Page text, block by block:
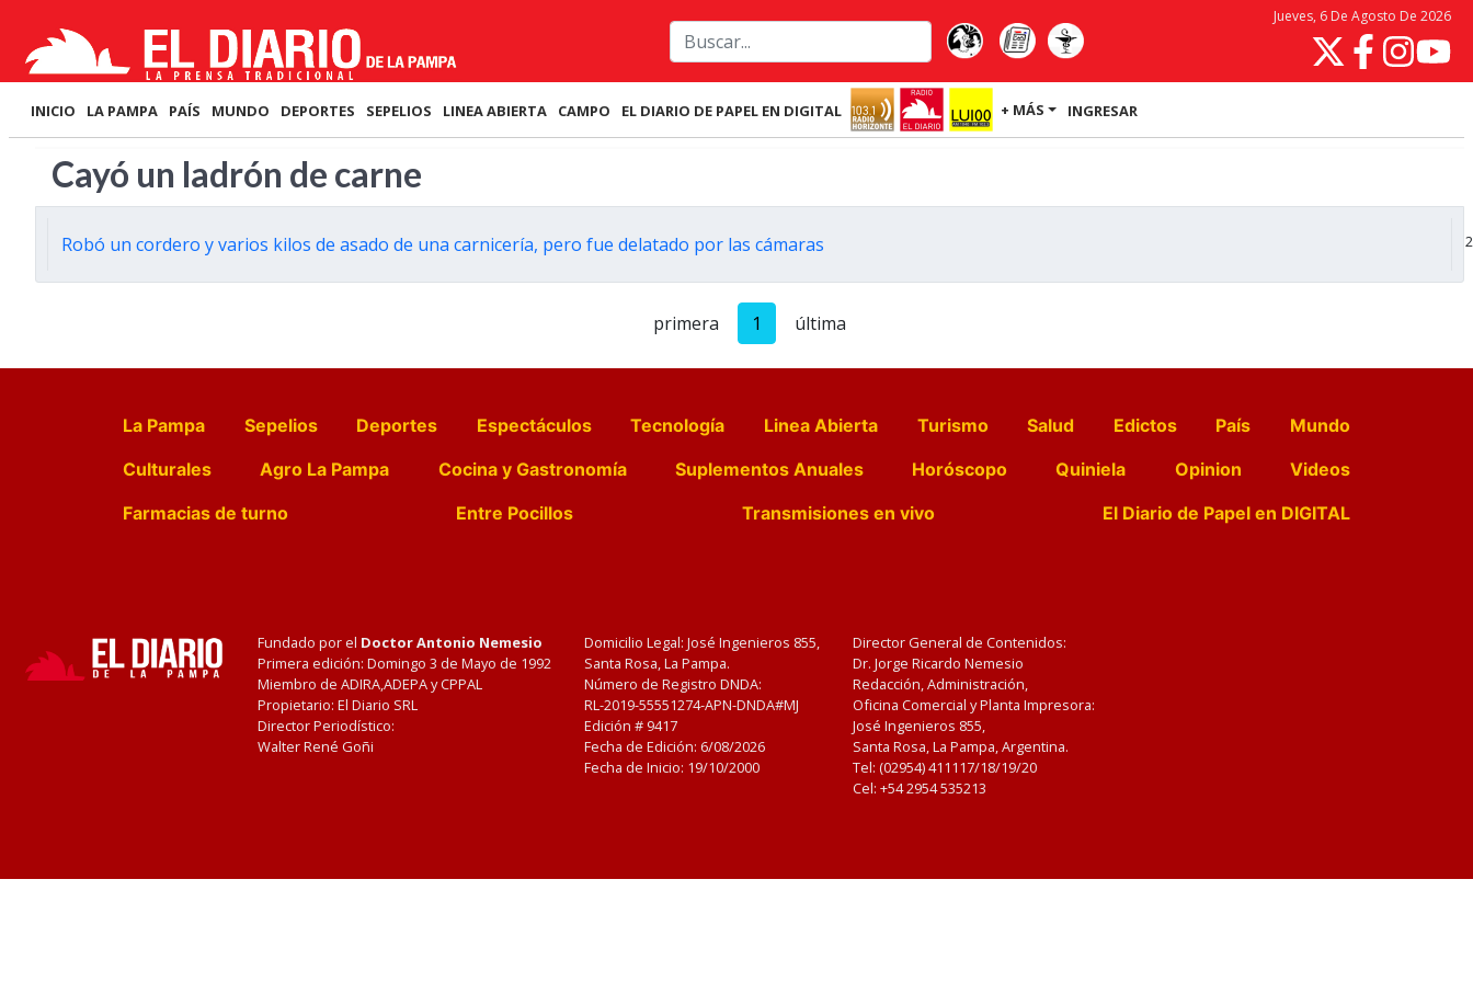
Jueves, 6 De Agosto De 2026
INICIO LA PAMPA PAÍS MUNDO DEPORTES SEPELIOS LINEA ABIERTA CAMPO EL DIARIO DE PAPEL EN DIGITAL + MÁS INGRESAR
Cayó un ladrón de carne
Robó un cordero y varios kilos de asado de una carnicería, pero fue delatado por las cámaras
primera 1 última
La Pampa Sepelios Deportes Espectáculos Tecnología Linea Abierta Turismo Salud Edictos País
Mundo
Culturales
Agro La Pampa Cocina y Gastronomía Suplementos Anuales Horóscopo Quiniela Opinion
Videos
Farmacias de turno
Entre Pocillos Transmisiones en vivo El Diario de Papel en DIGITAL
Fundado por el Doctor Antonio Nemesio
Primera edición: Domingo 3 de Mayo de 1992
Miembro de ADIRA,ADEPA y CPPAL
Propietario: El Diario SRL
Director Periodístico:
Walter René Goñi
Domicilio Legal: José Ingenieros 855,
Santa Rosa, La Pampa.
Número de Registro DNDA:
RL-2019-55551274-APN-DNDA#MJ
Edición # 9417
Fecha de Edición: 6/08/2026
Fecha de Inicio: 19/10/2000
Director General de Contenidos:
Dr. Jorge Ricardo Nemesio
Redacción, Administración,
Oficina Comercial y Planta Impresora:
José Ingenieros 855,
Santa Rosa, La Pampa, Argentina.
Tel: (02954) 411117/18/19/20
Cel: +54 2954 535213